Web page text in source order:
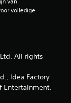
b
o
r
volledige
All rights
Idea Factory
Entertainment.